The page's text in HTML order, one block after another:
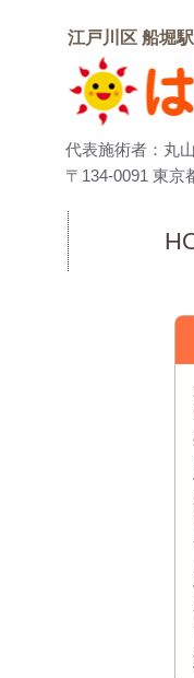
江戸川区 船堀
代表施術者：丸
〒134-0091 東京